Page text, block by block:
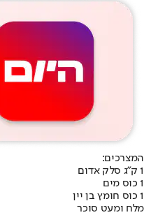
המצרכים:
1 ק"ג סלק אדום
1 כוס מים
1 כוס חומץ בן יין
מלח ומעט סוכר